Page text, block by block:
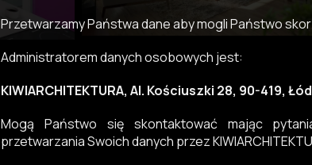
Przetwarzamy Państwa dane aby mogli Państwo
Administratorem danych osobowych jest:
KIWIARCHITEKTURA, Al. Kościuszki 28, 90-419,
Mogą Państwo się skontaktować mając
przetwarzania Swoich danych przez